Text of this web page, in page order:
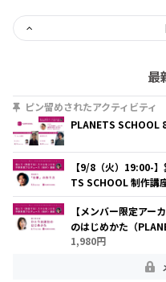
最
ピン留めされたアクティビティ
PLANETS SCHOOL
【9/8（火）19:00-
TS SCHOOL 制作講
【メンバー限定ア
のはじめかた（
1,980円